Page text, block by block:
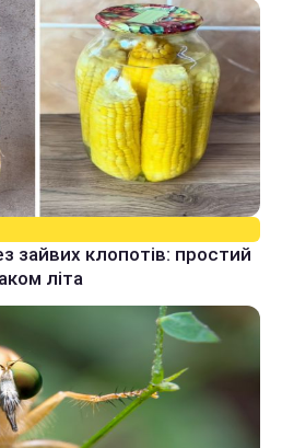
зайвих клопотів: простий
літа